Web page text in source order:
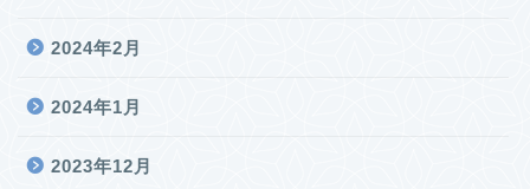
2024年2月
2024年1月
2023年12月